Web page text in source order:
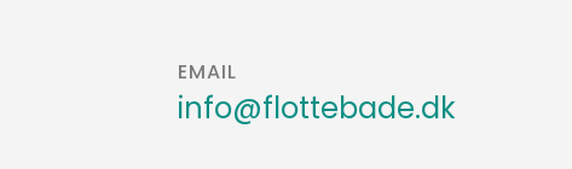
EMAIL
info@flottebade.dk